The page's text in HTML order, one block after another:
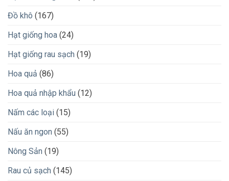
Đồ khô (167)
Hạt giống hoa (24)
Hạt giống rau sạch (19)
Hoa quả (86)
Hoa quả nhập khẩu (12)
Nấm các loại (15)
Nấu ăn ngon (55)
Nông Sản (19)
Rau củ sạch (145)